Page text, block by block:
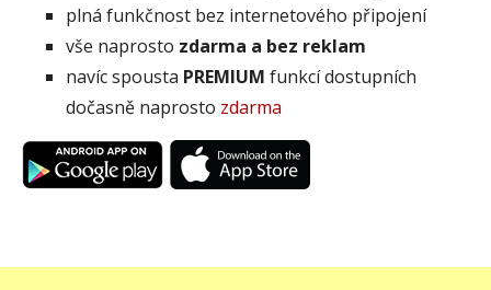
plná funkčnost bez internetového připojení
vše naprosto zdarma a bez reklam
navíc spousta PREMIUM funkcí dostupních
dočasně naprosto zdarma